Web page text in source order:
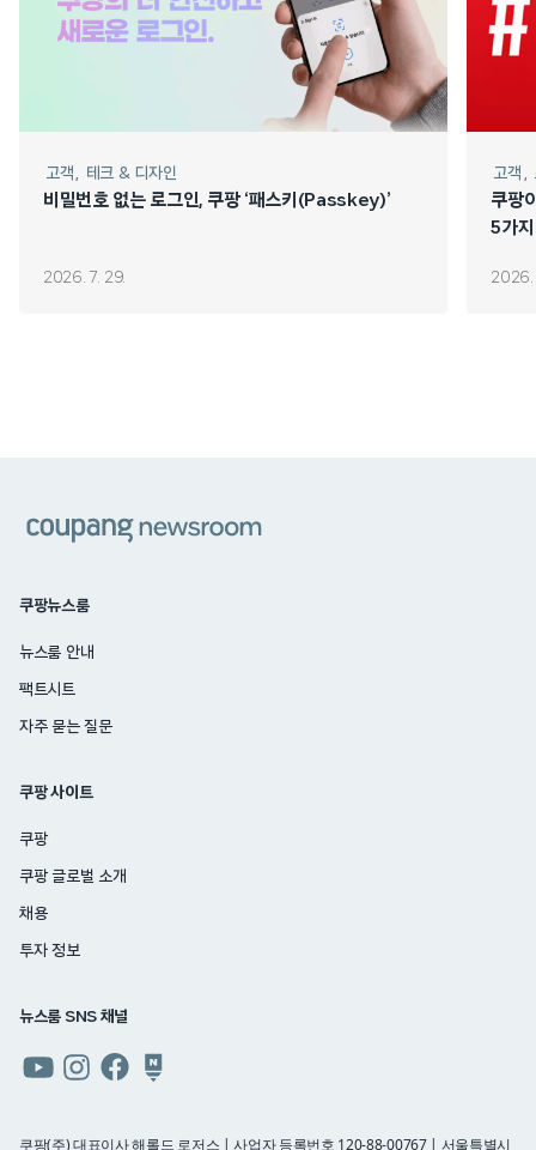
고객 테크 & 디자인
비밀번호 없는 로그인, 쿠팡 ‘패스키(Passkey)’
2026. 7. 29.
고객
쿠팡
5가지
2026.
쿠팡뉴스룸
뉴스룸 안내
팩트시트
자주 묻는 질문
쿠팡 사이트
쿠팡
쿠팡 글로벌 소개
채용
투자 정보
뉴스룸 SNS 채널
유튜브인스타그램
페이스북네이버
쿠팡(주) 대표이사 해롤드 로저스 | 사업자 등록번호 120-88-00767 | 서울특별시